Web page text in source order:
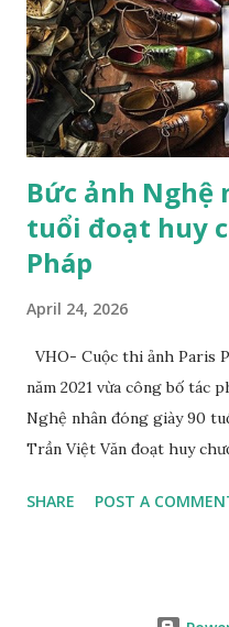
nay. Sau chừng ấy năm
thay đổi, thì còn điều gì đó
cách khác: khi việc tạo ra
điều gì vẫn còn làm cho
Nicéphor...
Bức ảnh Nghệ
tuổi đoạt huy
Pháp
April 24, 2026
VHO- Cuộc thi ảnh Paris
năm 2021 vừa công bố tác
Nghệ nhân đóng giày 90
Trần Việt Văn đoạt huy
đoạt giải của anh chụp
SHARE POST A